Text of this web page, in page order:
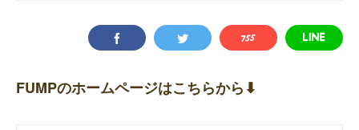
FUMPのホームページはこちらから⬇︎